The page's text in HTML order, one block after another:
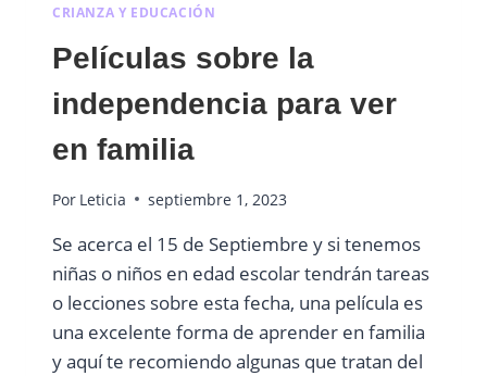
CRIANZA Y EDUCACIÓN
Películas sobre la
independencia para ver
en familia
Por Leticia septiembre 1, 2023
Se acerca el 15 de Septiembre y si tenemos
niñas o niños en edad escolar tendrán tareas
o lecciones sobre esta fecha, una película es
una excelente forma de aprender en familia
y aquí te recomiendo algunas que tratan del